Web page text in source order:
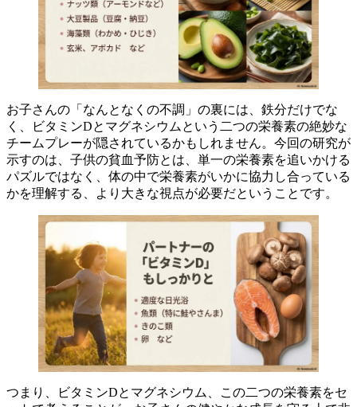
お子さんの「なんとなくの不調」の裏には、鉄分だけでな
く、ビタミンDとマグネシウムという二つの栄養素の絶妙な
チームプレーが隠されているかもしれません。今回の研究が
示すのは、子供の貧血予防とは、単一の栄養素を追いかける
パズルではなく、体の中で栄養素がいかに協力し合っている
かを理解する、より大きな視点が必要だということです。
つまり、ビタミンDとマグネシウム、この二つの栄養素をセ